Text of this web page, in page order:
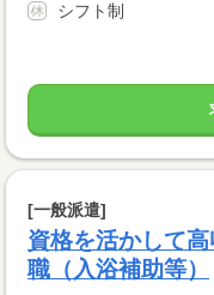
シフト制
[一般派遣]
資格を活かして
職（入浴補助等）